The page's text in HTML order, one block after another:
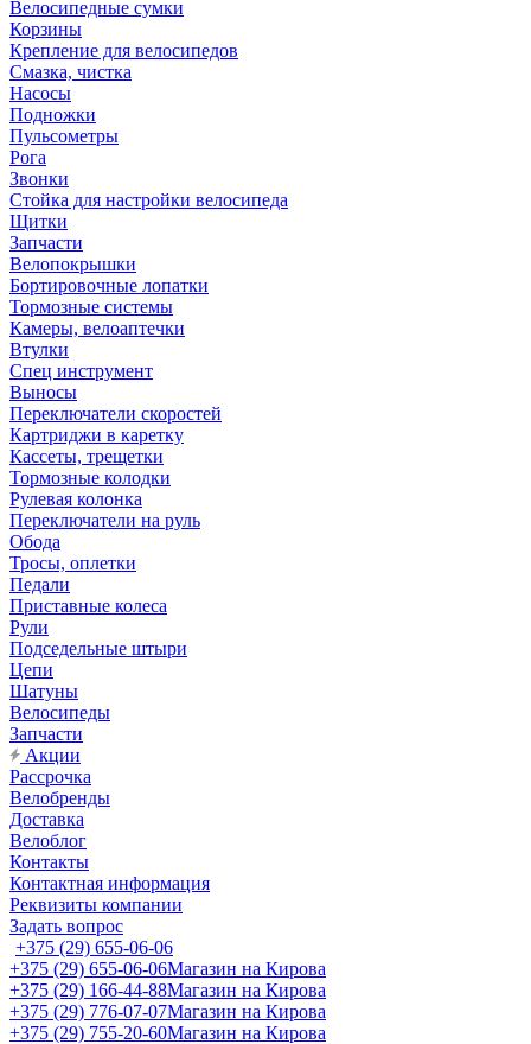
Велосипедные сумки
Корзины
Крепление для велосипедов
Смазка, чистка
Насосы
Подножки
Пульсометры
Рога
Звонки
Стойка для настройки велосипеда
Щитки
Запчасти
Велопокрышки
Бортировочные лопатки
Тормозные системы
Камеры, велоаптечки
Втулки
Спец инструмент
Выносы
Переключатели скоростей
Картриджи в каретку
Кассеты, трещетки
Тормозные колодки
Рулевая колонка
Переключатели на руль
Обода
Тросы, оплетки
Педали
Приставные колеса
Рули
Подседельные штыри
Цепи
Шатуны
Велосипеды
Запчасти
Акции
Рассрочка
Велобренды
Доставка
Велоблог
Контакты
Контактная информация
Реквизиты компании
Задать вопрос
+375 (29) 655-06-06
+375 (29) 655-06-06Магазин на Кирова
+375 (29) 166-44-88Магазин на Кирова
+375 (29) 776-07-07Магазин на Кирова
+375 (29) 755-20-60Магазин на Кирова